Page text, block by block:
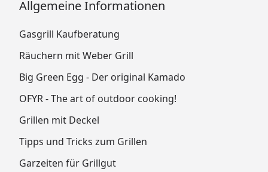
Allgemeine Informationen
Gasgrill Kaufberatung
Räuchern mit Weber Grill
Big Green Egg - Der original Kamado
OFYR - The art of outdoor cooking!
Grillen mit Deckel
Tipps und Tricks zum Grillen
Garzeiten für Grillgut